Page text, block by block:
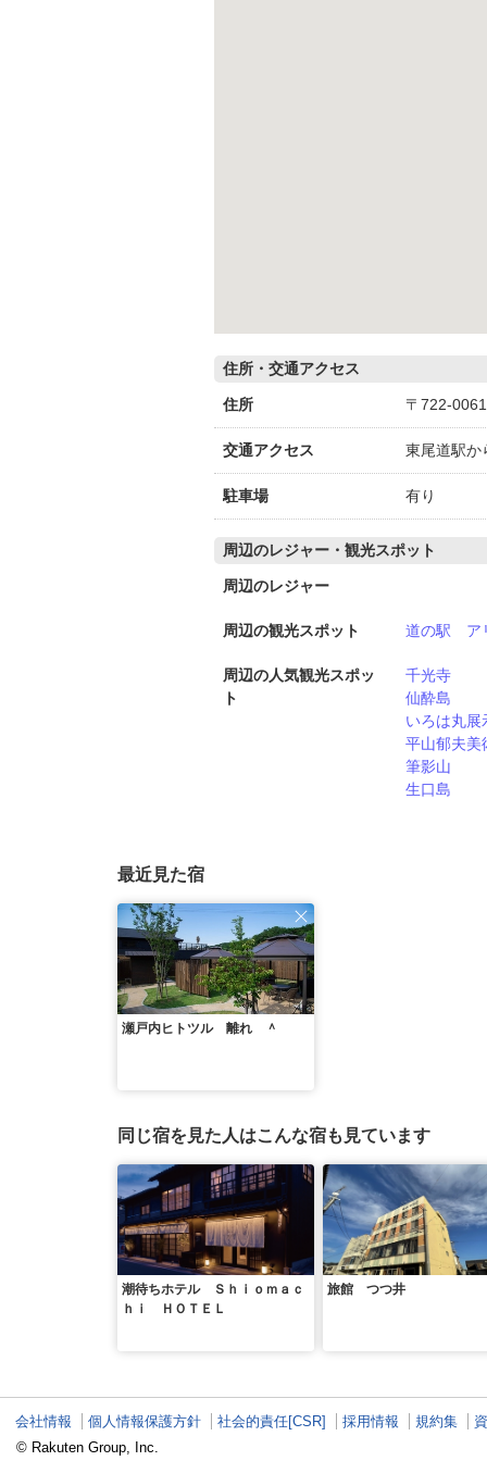
住所・交通アクセス
住所 〒722-
交通アクセス 東尾道駅か
駐車場 有り
周辺のレジャー・観光スポット
周辺のレジャー
周辺の観光スポット 道の駅 ア
周辺の人気観光スポッ
ト
千光寺
仙酔島
いろは丸展
平山郁夫美
筆影山
生口島
最近見た宿
瀬戸内ヒトツル 離れ ＾
同じ宿を見た人はこんな宿も見ています
潮待ちホテル Ｓｈｉｏｍａｃ
ｈｉ ＨＯＴＥＬ
旅館 つつ井
会社情報 個人情報保護方針 社会的責任[CSR] 採用情報 規約集
© Rakuten Group, Inc.